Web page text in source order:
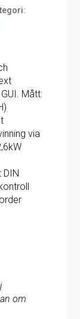
Mått:
via
om